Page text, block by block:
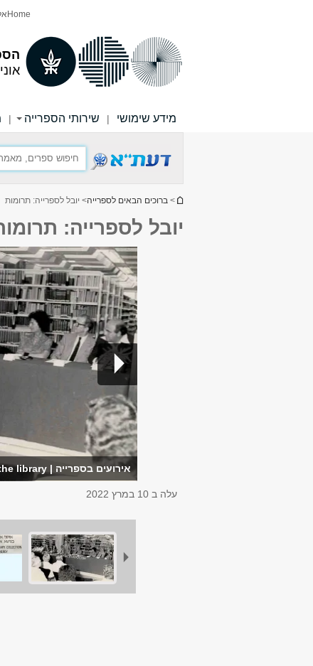
Home
מידע שימושי | שירותי הספרייה |
הינך נמצא כאן
> ברוכים הבאים לספרייה> יובל לספרייה: תרומות
יובל לספרייה:
אירועים בספרייה | Events at the library
עלה ב10 במרץ 2022